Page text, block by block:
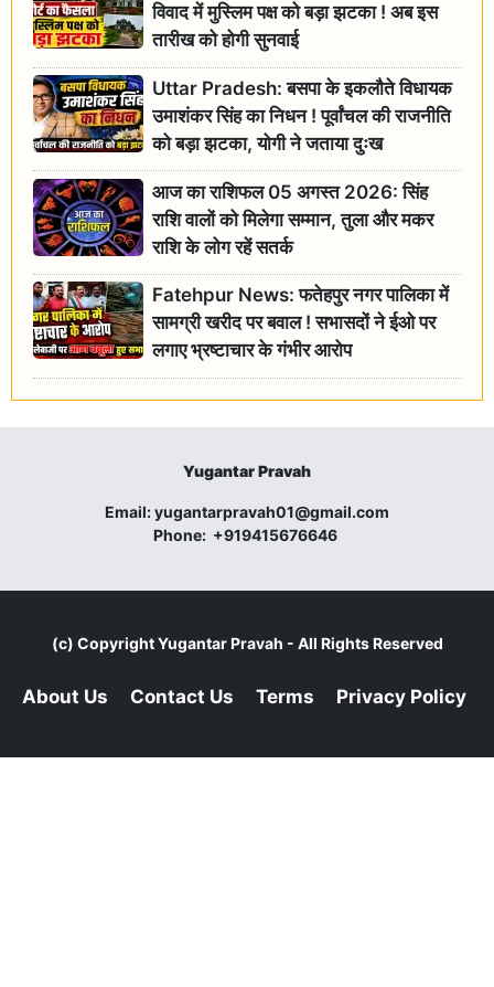
विवाद में मुस्लिम पक्ष को बड़ा झटका ! अब इस
तारीख को होगी सुनवाई
Uttar Pradesh: बसपा के इकलौते विधायक
उमाशंकर सिंह का निधन ! पूर्वांचल की राजनीति
को बड़ा झटका, योगी ने जताया दुःख
आज का राशिफल 05 अगस्त 2026: सिंह
राशि वालों को मिलेगा सम्मान, तुला और मकर
राशि के लोग रहें सतर्क
Fatehpur News: फतेहपुर नगर पालिका में
सामग्री खरीद पर बवाल ! सभासदों ने ईओ पर
लगाए भ्रष्टाचार के गंभीर आरोप
Yugantar Pravah
Email:yugantarpravah01@gmail.com
Phone: +919415676646
(c) CopyrightYugantar Pravah - All Rights Reserved
About Us Contact Us Terms Privacy Policy